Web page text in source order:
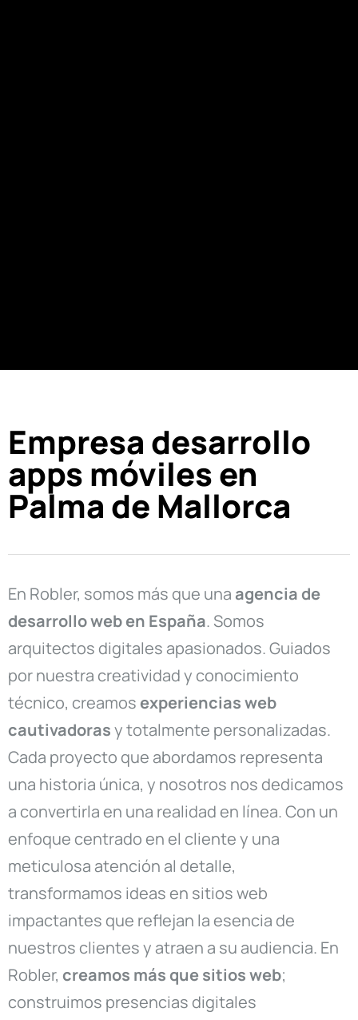
Empresa desarrollo
apps móviles en
Palma de Mallorca
En Robler, somos más que una agencia de
desarrollo web en España. Somos
arquitectos digitales apasionados. Guiados
por nuestra creatividad y conocimiento
técnico, creamos experiencias web
cautivadorasy totalmente personalizadas.
Cada proyecto que abordamos representa
una historia única, y nosotros nos dedicamos
a convertirla en una realidad en línea. Con un
enfoque centrado en el cliente y una
meticulosa atención al detalle,
transformamos ideas en sitios web
impactantes que reflejan la esencia de
nuestros clientes y atraen a su audiencia. En
Robler, creamos más que sitios web;
construimos presencias digitales